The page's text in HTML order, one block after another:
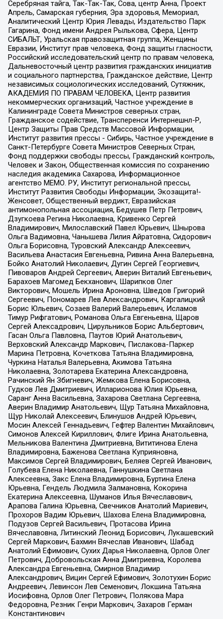
Серебряная тайга, Так-Так-Так, Сова, центр Анна, Проект
Апрель, Самарская губерния, Эра здоровья, Мемориал,
Аналитический Центр Юрия Левады, Издательство Парк
Гагарина, Фонд имени Андрея Рылькова, Сфера, Центр
СИБАЛЬТ, Уральская правозащитная группа, Женщины
Евразии, Институт прав человека, Фонд защиты гласности,
Российский исследовательский центр по правам человека,
Дальневосточный центр развития гражданских инициатив
и социального партнерства, Гражданское действие, Центр
независимых социологических исследований, Сутяжник,
АКАДЕМИЯ ПО ПРАВАМ ЧЕЛОВЕКА, Центр развития
некоммерческих организаций, Частное учреждение в
Калининграде Совета Министров северных стран,
Гражданское содействие, Трансперенси Интернешнл-Р,
Центр Защиты Прав Средств Массовой Информации,
Институт развития прессы - Сибирь, Частное учреждение в
Санкт-Петербурге Совета Министров Северных Стран,
Фонд поддержки свободы прессы, Гражданский контроль,
Человек и Закон, Общественная комиссия по сохранению
наследия академика Сахарова, Информационное
агентство МЕМО. РУ, Институт региональной прессы,
Институт Развития Свободы Информации, Экозащита!-
Женсовет, Общественный вердикт, Евразийская
антимонопольная ассоциация, Бедушев Петр Петрович,
Дзугкоева Регина Николаевна, Кривенко Сергей
Владимирович, Милославский Павел Юрьевич, Шнырова
Ольга Вадимовна, Чанышева Лилия Айратовна, Сидорович
Ольга Борисовна, Туровский Александр Алексеевич,
Васильева Анастасия Евгеньевна, Ривина Анна Валерьевна,
Бойко Анатолий Николаевич, Дугин Сергей Георгиевич,
Пивоваров Андрей Сергеевич, Аверин Виталий Евгеньевич,
Барахоев Магомед Бекханович, Шарипков Олег
Викторович, Мошель Ирина Ароновна, Шведов Григорий
Сергеевич, Пономарев Лев Александрович, Каргалицкий
Борис Юльевич, Созаев Валерий Валерьевич, Исламов
Тимур Рифгатович, Романова Ольга Евгеньевна, Щаров
Сергей Алексадрович, Цирульников Борис Альбертович,
Гасан Ольга Павловна, Паутов Юрий Анатольевич,
Верховский Александр Маркович, Пислакова-Паркер
Марина Петровна, Кочеткова Татьяна Владимировна,
Чуркина Наталья Валерьевна, Акимова Татьяна
Николаевна, Золотарева Екатерина Александровна,
Рачинский Ян Збигневич, Жемкова Елена Борисовна,
Гудков Лев Дмитриевич, Илларионова Юлия Юрьевна,
Саранг Анна Васильевна, Захарова Светлана Сергеевна,
Аверин Владимир Анатольевич, Щур Татьяна Михайловна,
Щур Николай Алексеевич, Блинушов Андрей Юрьевич,
Мосин Алексей Геннадьевич, Гефтер Валентин Михайлович,
Симонов Алексей Кириллович, Флиге Ирина Анатольевна,
Мельникова Валентина Дмитриевна, Вититинова Елена
Владимировна, Баженова Светлана Куприяновна,
Максимов Сергей Владимирович, Беляев Сергей Иванович,
Голубева Елена Николаевна, Ганнушкина Светлана
Алексеевна, Закс Елена Владимировна, Буртина Елена
Юрьевна, Гендель Людмила Залмановна, Кокорина
Екатерина Алексеевна, Шуманов Илья Вячеславович,
Арапова Галина Юрьевна, Свечников Анатолий Мариевич,
Прохоров Вадим Юрьевич, Шахова Елена Владимировна,
Подузов Сергей Васильевич, Протасова Ирина
Вячеславовна, Литинский Леонид Борисович, Лукашевский
Сергей Маркович, Бахмин Вячеслав Иванович, Шабад
Анатолий Ефимович, Сухих Дарья Николаевна, Орлов Олег
Петрович, Добровольская Анна Дмитриевна, Королева
Александра Евгеньевна, Смирнов Владимир
Александрович, Вицин Сергей Ефимович, Золотухин Борис
Андреевич, Левинсон Лев Семенович, Локшина Татьяна
Иосифовна, Орлов Олег Петрович, Полякова Мара
Федоровна, Резник Генри Маркович, Захаров Герман
Константинович